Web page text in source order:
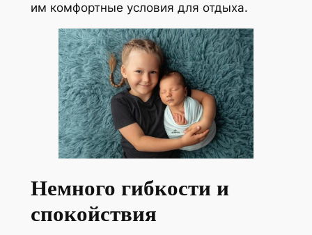
им комфортные условия для отдыха.
Немного гибкости и
спокойствия